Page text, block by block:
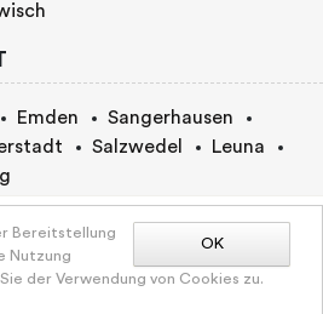
BUCHUNGSANFRAGE
Emden
Sangerhausen
Salzwedel
Leuna
OK
Bereitstellung
Nutzung
der Verwendung von Cookies zu.